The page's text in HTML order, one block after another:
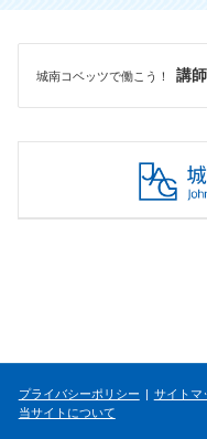
城南コベッツで働こう！ 講
プライバシーポリシー サイトマ
当サイトについて